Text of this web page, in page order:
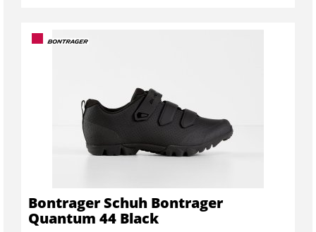
Bontrager Schuh Bontrager
Quantum 44 Black